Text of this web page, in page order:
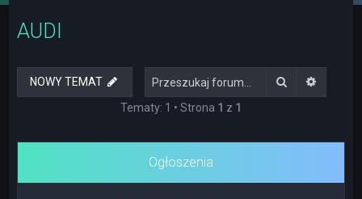
AUDI
NOWY TEMAT Szukaj
Tematy: 1 • Strona 1 z 1
Ogłoszenia